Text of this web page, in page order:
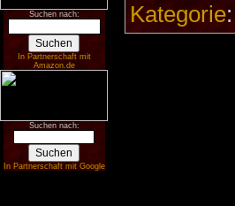
Suchen nach:
In Partnerschaft mit
Amazon.de
Suchen nach:
In Partnerschaft mit Google
Kategorie: